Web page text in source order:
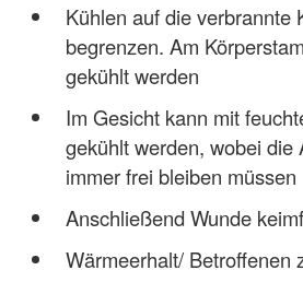
Kühlen auf die verbrannte
begrenzen. Am
gekühlt werden
Im Gesicht kann mit
gekühlt werden, wobei die
immer frei bleiben müssen
Anschließend Wunde
Wärmeerhalt/ Betroffenen